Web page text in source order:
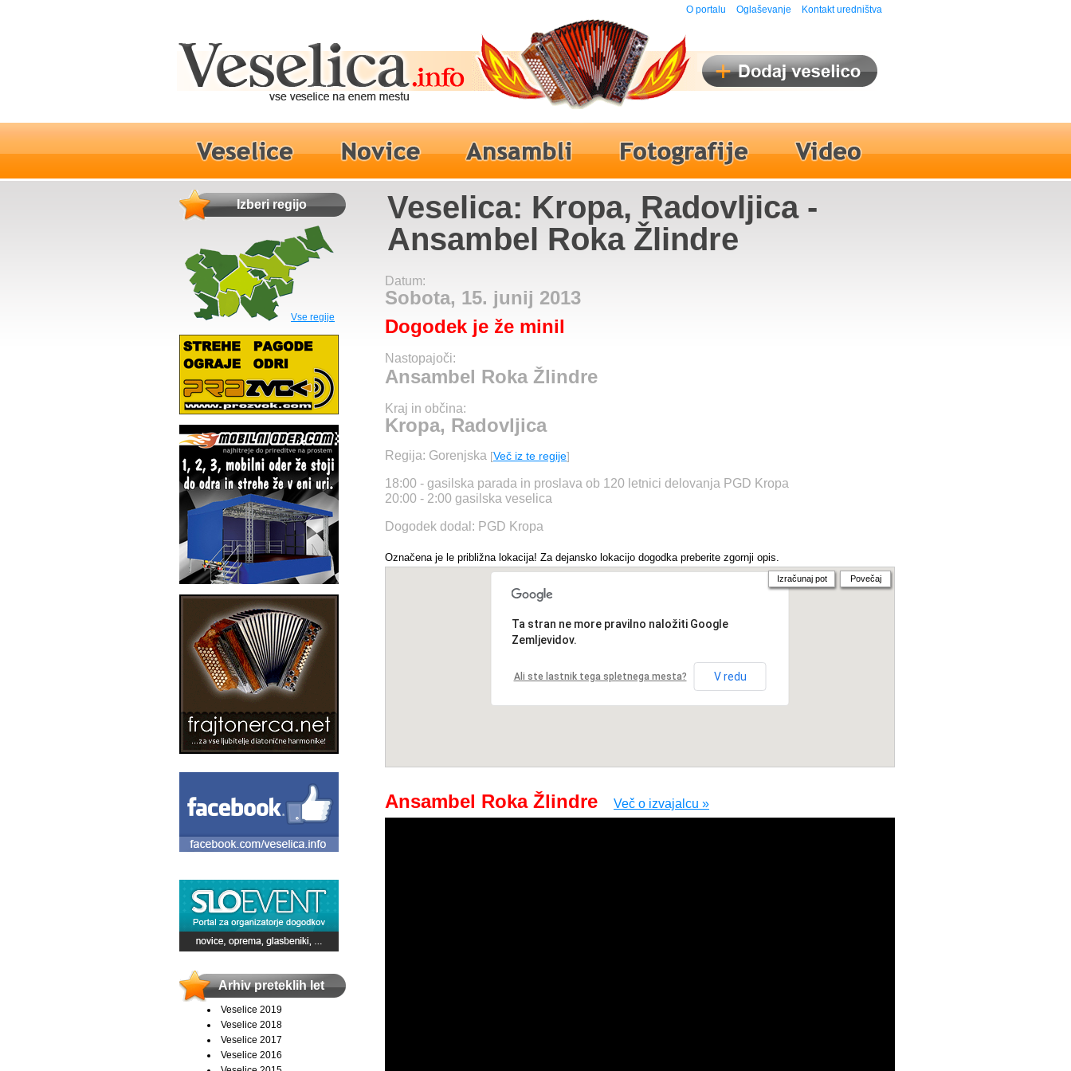
O portalu Oglaševanje Kontakt uredništva
Izberi regijo
Vse regije
Arhiv preteklih let
Veselice 2019
Veselice 2018
Veselice 2017
Veselice 2016
Veselica: Kropa, Radovljica -
Ansambel Roka Žlindre
Datum:
Sobota, 15. junij 2013
Dogodek je že minil
Nastopajoči:
Ansambel Roka Žlindre
Kraj in občina:
Kropa, Radovljica
Regija: Gorenjska [Več iz te regije]
18:00 - gasilska parada in proslava ob 120 letnici delovanja PGD Kropa
20:00 - 2:00 gasilska veselica
Dogodek dodal: PGD Kropa
Označena je le približna lokacija! Za dejansko lokacijo dogodka preberite zgornji opis.
Ta stran ne more pravilno naložiti Google
Zemljevidov.
Ali ste lastnik tega spletnega mesta? V redu
Izračunaj pot Povečaj
Ansambel Roka Žlindre Več o izvajalcu »